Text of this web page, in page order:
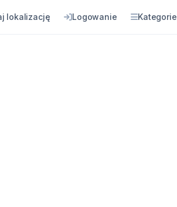
lokalizację Logowanie Kategorie